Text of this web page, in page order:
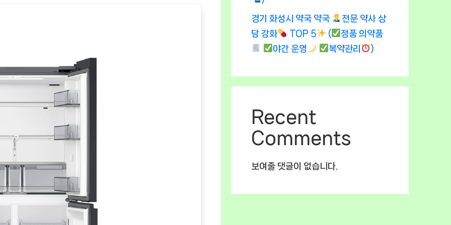
경기 화성시 약국 약국
전문 약사 상
담 강화
TOP 5 (
정품 의약품
야간 운영
복약관리 )
Recent
Comments
보여줄 댓글이 없습니다.